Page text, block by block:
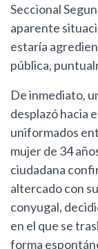
Seccional
aparente
estaría
pública,
De inmediato,
desplazó hacia
uniformados
mujer de 34
ciudadana
altercado con
conyugal,
en el que se
forma